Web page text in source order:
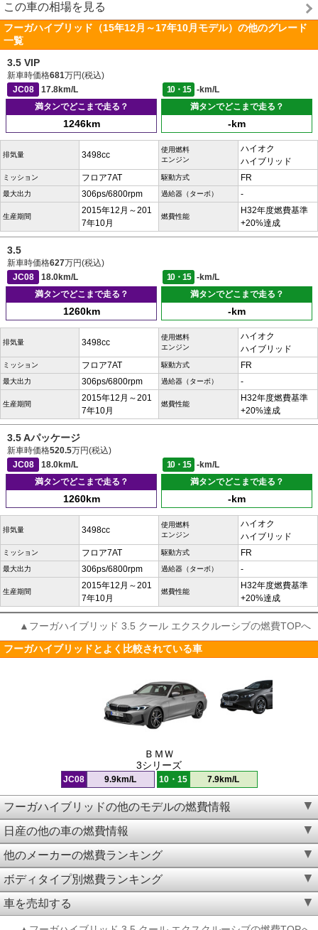
この車の相場を見る
フーガハイブリッド（15年12月～17年10月モデル）の他のグレード
一覧
3.5 VIP
新車時価格681万円(税込)
JC08
17.8km/L 10・15
-km/L
満タンでどこまで走る？
1246km
満タンでどこまで走る？
-km
排気量 3498cc
使用燃料
エンジン
ハイオク
ハイブリッド
ミッション フロア7AT 駆動方式 FR
最大出力 306ps/6800rpm 過給器（ターボ） -
生産期間
2015年12月～201
7年10月
燃費性能
H32年度燃費基準
+20%達成
3.5
新車時価格627万円(税込)
JC08
18.0km/L 10・15
-km/L
満タンでどこまで走る？
1260km
満タンでどこまで走る？
-km
排気量 3498cc
使用燃料
エンジン
ハイオク
ハイブリッド
ミッション フロア7AT 駆動方式 FR
最大出力 306ps/6800rpm 過給器（ターボ） -
生産期間
2015年12月～201
7年10月
燃費性能
H32年度燃費基準
+20%達成
3.5 Aパッケージ
新車時価格520.5万円(税込)
JC08
18.0km/L 10・15
-km/L
満タンでどこまで走る？
1260km
満タンでどこまで走る？
-km
排気量 3498cc
使用燃料
エンジン
ハイオク
ハイブリッド
ミッション フロア7AT 駆動方式 FR
最大出力 306ps/6800rpm 過給器（ターボ） -
生産期間
2015年12月～201
7年10月
燃費性能
H32年度燃費基準
+20%達成
▲フーガハイブリッド 3.5 クール エクスクルーシブの燃費TOPへ
フーガハイブリッドとよく比較されている車
ＢＭＷ
3シリーズ
JC08 9.9km/L 10・15 7.9km/L
フーガハイブリッドの他のモデルの燃費情報
日産の他の車の燃費情報
他のメーカーの燃費ランキング
ボディタイプ別燃費ランキング
車を売却する